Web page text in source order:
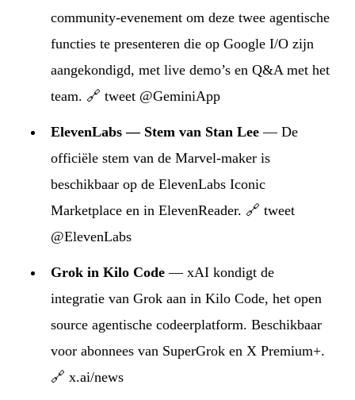
community-evenement om deze twee agentische
functies te presenteren die op Google I/O zijn
aangekondigd, met live demo’s en Q&A met het
team. 🔗 tweet @GeminiApp
ElevenLabs — Stem van Stan Lee — De
officiële stem van de Marvel-maker is
beschikbaar op de ElevenLabs Iconic
Marketplace en in ElevenReader. 🔗 tweet
@ElevenLabs
Grok in Kilo Code — xAI kondigt de
integratie van Grok aan in Kilo Code, het open
source agentische codeerplatform. Beschikbaar
voor abonnees van SuperGrok en X Premium+.
🔗 x.ai/news